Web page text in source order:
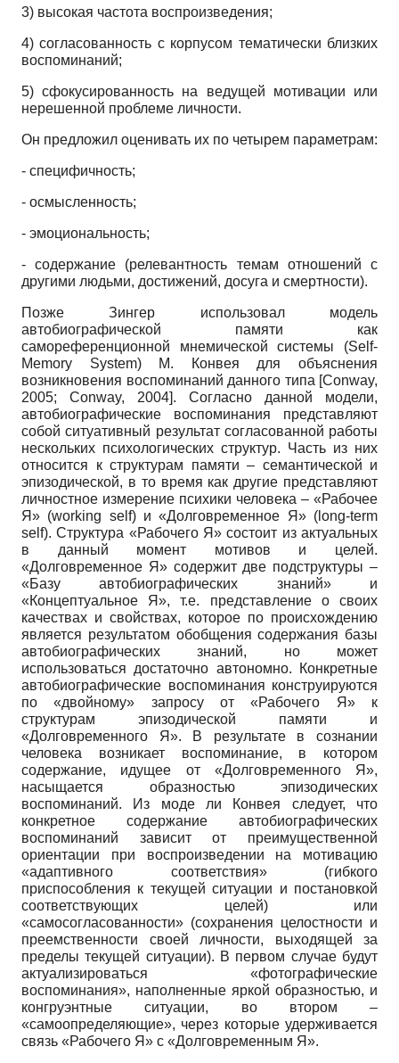
3) высокая частота воспроизведения;
4) согласованность с корпусом тематически близких
воспоминаний;
5) сфокусированность на ведущей мотивации или
нерешенной проблеме личности.
Он предложил оценивать их по четырем параметрам:
- специфичность;
- осмысленность;
- эмоциональность;
- содержание (релевантность темам отношений с
другими людьми, достижений, досуга и смертности).
Позже Зингер использовал модель
автобиографической памяти как
самореференционной мнемической системы (Self-
Memory System) М. Конвея для объяснения
возникновения воспоминаний данного типа [Conway,
2005; Conway, 2004]. Согласно данной модели,
автобиографические воспоминания представляют
собой ситуативный результат согласованной работы
нескольких психологических структур. Часть из них
относится к структурам памяти – семантической и
эпизодической, в то время как другие представляют
личностное измерение психики человека – «Рабочее
Я» (working self) и «Долговременное Я» (long-term
self). Структура «Рабочего Я» состоит из актуальных
в данный момент мотивов и целей.
«Долговременное Я» содержит две подструктуры –
«Базу автобиографических знаний» и
«Концептуальное Я», т.е. представление о своих
качествах и свойствах, которое по происхождению
является результатом обобщения содержания базы
автобиографических знаний, но может
использоваться достаточно автономно. Конкретные
автобиографические воспоминания конструируются
по «двойному» запросу от «Рабочего Я» к
структурам эпизодической памяти и
«Долговременного Я». В результате в сознании
человека возникает воспоминание, в котором
содержание, идущее от «Долговременного Я»,
насыщается образностью эпизодических
воспоминаний. Из моде ли Конвея следует, что
конкретное содержание автобиографических
воспоминаний зависит от преимущественной
ориентации при воспроизведении на мотивацию
«адаптивного соответствия» (гибкого
приспособления к текущей ситуации и постановкой
соответствующих целей) или
«самосогласованности» (сохранения целостности и
преемственности своей личности, выходящей за
пределы текущей ситуации). В первом случае будут
актуализироваться «фотографические
воспоминания», наполненные яркой образностью, и
конгруэнтные ситуации, во втором –
«самоопределяющие», через которые удерживается
связь «Рабочего Я» с «Долговременным Я».